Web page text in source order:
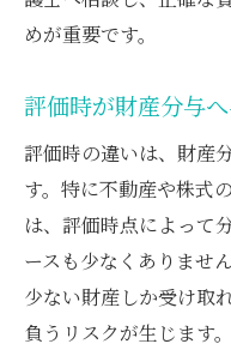
めが重要です。
評価時が財産分与
評価時の違いは、財産
す。特に不動産や株式
は、評価時点によって
ースも少なくありませ
少ない財産しか受け取
負うリスクが生じます。